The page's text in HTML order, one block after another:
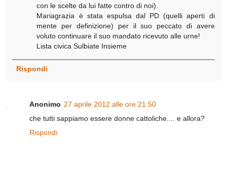
con le scelte da lui fatte contro di noi).
Mariagrazia è stata espulsa dal PD (quelli aperti di
mente per definizione) per il suo peccato di avere
voluto continuare il suo mandato ricevuto alle urne!
Lista civica Sulbiate Insieme
Rispondi
Anonimo 27 aprile 2012 alle ore 21:50
che tutti sappiamo essere donne cattoliche.... e allora?
Rispondi